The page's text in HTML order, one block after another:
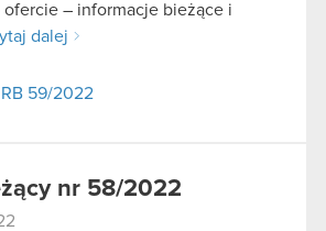
ofercie – informacje bieżące i
dalej
RB 59/2022
nr 58/2022